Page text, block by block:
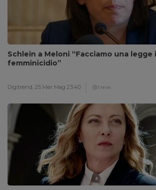
Schlein a Meloni “Facciamo una legge
femminicidio”
Digitrend, 25 Mer Mag 23:40 1 min